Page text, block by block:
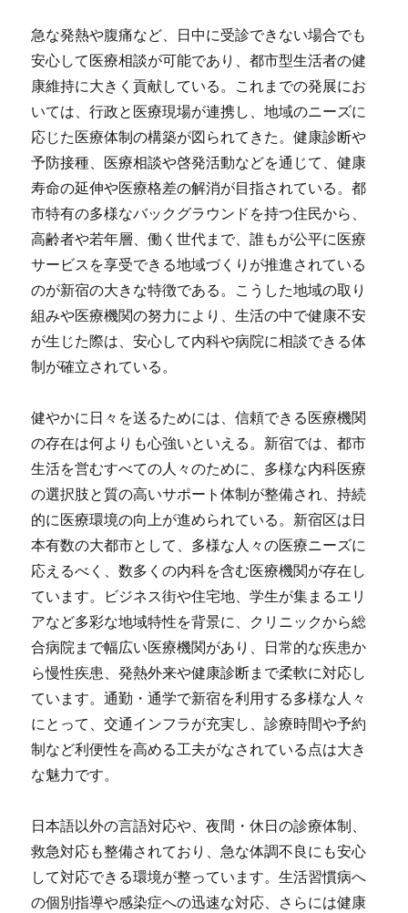
急な発熱や腹痛など、日中に受診できない場合でも
安心して医療相談が可能であり、都市型生活者の健
康維持に大きく貢献している。これまでの発展にお
いては、行政と医療現場が連携し、地域のニーズに
応じた医療体制の構築が図られてきた。健康診断や
予防接種、医療相談や啓発活動などを通じて、健康
寿命の延伸や医療格差の解消が目指されている。都
市特有の多様なバックグラウンドを持つ住民から、
高齢者や若年層、働く世代まで、誰もが公平に医療
サービスを享受できる地域づくりが推進されている
のが新宿の大きな特徴である。こうした地域の取り
組みや医療機関の努力により、生活の中で健康不安
が生じた際は、安心して内科や病院に相談できる体
制が確立されている。
健やかに日々を送るためには、信頼できる医療機関
の存在は何よりも心強いといえる。新宿では、都市
生活を営むすべての人々のために、多様な内科医療
の選択肢と質の高いサポート体制が整備され、持続
的に医療環境の向上が進められている。新宿区は日
本有数の大都市として、多様な人々の医療ニーズに
応えるべく、数多くの内科を含む医療機関が存在し
ています。ビジネス街や住宅地、学生が集まるエリ
アなど多彩な地域特性を背景に、クリニックから総
合病院まで幅広い医療機関があり、日常的な疾患か
ら慢性疾患、発熱外来や健康診断まで柔軟に対応し
ています。通勤・通学で新宿を利用する多様な人々
にとって、交通インフラが充実し、診療時間や予約
制など利便性を高める工夫がなされている点は大き
な魅力です。
日本語以外の言語対応や、夜間・休日の診療体制、
救急対応も整備されており、急な体調不良にも安心
して対応できる環境が整っています。生活習慣病へ
の個別指導や感染症への迅速な対応、さらには健康